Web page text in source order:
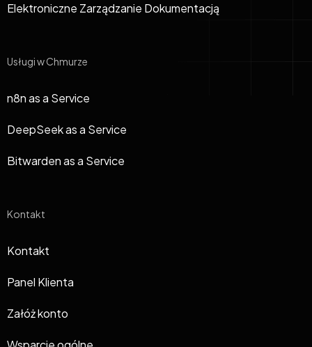
Elektroniczne Zarządzanie Dokumentacją
Usługi w Chmurze
n8n as a Service
DeepSeek as a Service
Bitwarden as a Service
Kontakt
Kontakt
Panel Klienta
Załóż konto